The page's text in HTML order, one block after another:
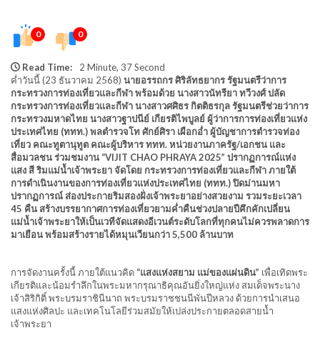
0 0
Read Time:
2 Minute, 37 Second
ค่ำวันนี้ (23 ธันวาคม 2568) นายอรรถกร ศิริลัทธยากร รัฐมนตรีว่าการ
กระทรวงการท่องเที่ยวและกีฬา พร้อมด้วย นางสาวนัทรียา ทวีวงศ์ ปลัด
กระทรวงการท่องเที่ยวและกีฬา นางสาวศศิธร กิตติธรกุล รัฐมนตรีช่วยว่าการ
กระทรวงมหาดไทย นางสาวฐาปนีย์ เกียรติไพบูลย์ ผู้ว่าการการท่องเที่ยวแห่ง
ประเทศไทย (ททท.) พลตำรวจโท ศักย์ศิรา เผือกอ่ำ ผู้บัญชาการตำรวจท่อง
เที่ยว คณะทูตานุทูต คณะผู้บริหาร ททท. หน่วยงานภาครัฐ/เอกชน และ
สื่อมวลชน ร่วมชมงาน “VIJIT CHAO PHRAYA 2025” ปรากฏการณ์แห่ง
แสง สี ริมแม่น้ำเจ้าพระยา จัดโดย กระทรวงการท่องเที่ยวและกีฬา ภายใต้
การดำเนินงานของการท่องเที่ยวแห่งประเทศไทย (ททท.) ปิดม่านมหา
ปรากฏการณ์ ส่องประกายริมสองฝั่งเจ้าพระยาอย่างสวยงาม รวมระยะเวลา
45 คืน สร้างบรรยากาศการท่องเที่ยวยามค่ำคืนช่วงปลายปีคึกคักเปลี่ยน
แม่น้ำเจ้าพระยาให้เป็นเวทีจัดแสดงอีเวนต์ระดับโลกที่ทุกคนไม่ควรพลาดการ
มาเยือน พร้อมสร้างรายได้หมุนเวียนกว่า 5,500 ล้านบาท
การจัดงานครั้งนี้ ภายใต้แนวคิด “แสงแห่งสยาม แม่ของแผ่นดิน” เพื่อเทิดพระ
เกียรติและน้อมรำลึกในพระมหากรุณาธิคุณอันยิ่งใหญ่แห่ง สมเด็จพระนาง
เจ้าสิริกิติ์ พระบรมราชินีนาถ พระบรมราชชนนีพันปีหลวง ด้วยการนำเสนอ
แสงแห่งศิลปะ และเทคโนโลยีร่วมสมัยให้เปล่งประกายตลอดสายน้ำ
เจ้าพระยา